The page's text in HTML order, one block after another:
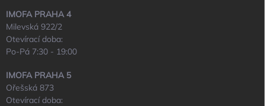
IMOFA PRAHA 4
Milevská 922/2
Otevírací doba:
Po-Pá 7:30 - 19:00
IMOFA PRAHA 5
Ořešská 873
Otevírací doba: